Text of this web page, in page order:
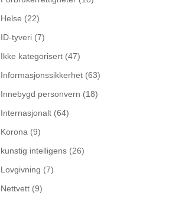
Helse (22)
ID-tyveri (7)
Ikke kategorisert (47)
Informasjonssikkerhet (63)
Innebygd personvern (18)
Internasjonalt (64)
Korona (9)
kunstig intelligens (26)
Lovgivning (7)
Nettvett (9)